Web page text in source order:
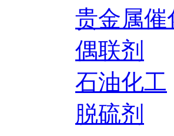
贵金属催
偶联剂
石油化工
脱硫剂